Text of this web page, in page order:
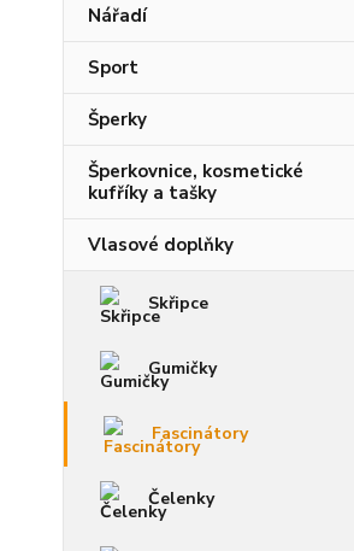
Nářadí
Sport
Šperky
Šperkovnice, kosmetické
kufříky a tašky
Vlasové doplňky
Skřipce
Gumičky
Fascinátory
Čelenky